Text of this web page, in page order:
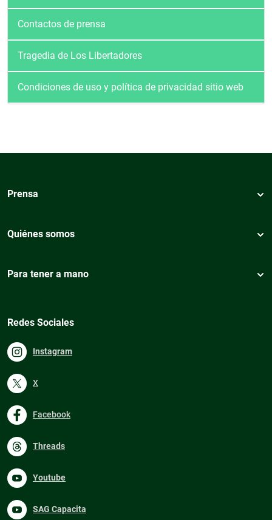
Contactos de prensa
Tragedia de Los Libertadores
Condiciones de uso y política de privacidad sitio web
Prensa
Quiénes somos
Para tener a mano
Redes Sociales
Instagram
X
Facebook
Threads
Youtube
SAG Capacita